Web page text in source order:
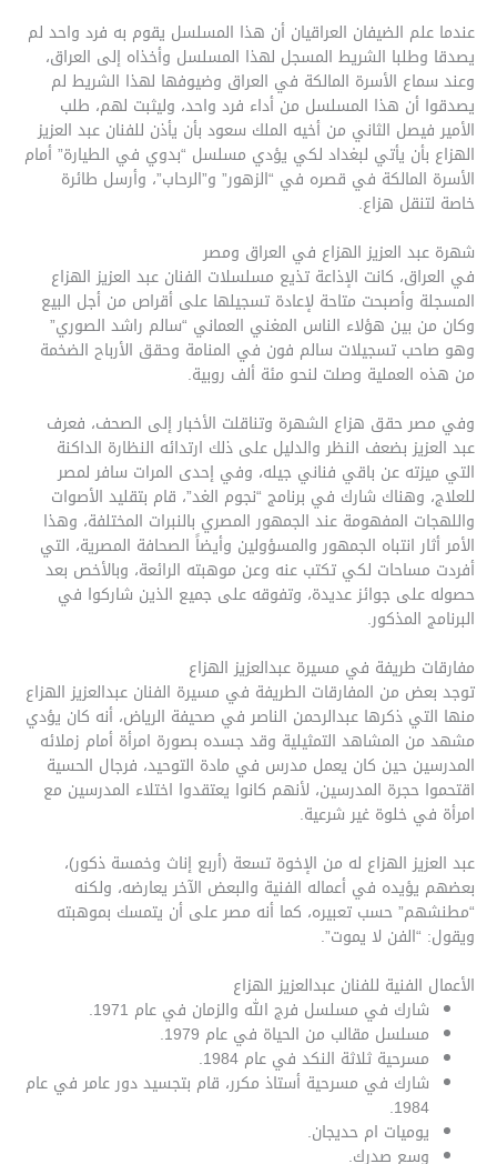
عندما علم الضيفان العراقيان أن هذا المسلسل يقوم به فرد واحد لم
يصدقا وطلبا الشريط المسجل لهذا المسلسل وأخذاه إلى العراق،
وعند سماع الأسرة المالكة في العراق وضيوفها لهذا الشريط لم
يصدقوا أن هذا المسلسل من أداء فرد واحد، وليثبت لهم، طلب
الأمير فيصل الثاني من أخيه الملك سعود بأن يأذن للفنان عبد العزيز
الهزاع بأن يأتي لبغداد لكي يؤدي مسلسل “بدوي في الطيارة” أمام
الأسرة المالكة في قصره في “الزهور” و”الرحاب”، وأرسل طائرة
خاصة لتنقل هزاع.
شهرة عبد العزيز الهزاع في العراق ومصر
في العراق، كانت الإذاعة تذيع مسلسلات الفنان عبد العزيز الهزاع
المسجلة وأصبحت متاحة لإعادة تسجيلها على أقراص من أجل البيع
وكان من بين هؤلاء الناس المغني العماني “سالم راشد الصوري”
وهو صاحب تسجيلات سالم فون في المنامة وحقق الأرباح الضخمة
من هذه العملية وصلت لنحو مئة ألف روبية.
وفي مصر حقق هزاع الشهرة وتناقلت الأخبار إلى الصحف، فعرف
عبد العزيز بضعف النظر والدليل على ذلك ارتدائه النظارة الداكنة
التي ميزته عن باقي فناني جيله، وفي إحدى المرات سافر لمصر
للعلاج، وهناك شارك في برنامج “نجوم الغد”، قام بتقليد الأصوات
واللهجات المفهومة عند الجمهور المصري بالنبرات المختلفة، وهذا
الأمر أثار انتباه الجمهور والمسؤولين وأيضاً الصحافة المصرية، التي
أفردت مساحات لكي تكتب عنه وعن موهبته الرائعة، وبالأخص بعد
حصوله على جوائز عديدة، وتفوقه على جميع الذين شاركوا في
البرنامج المذكور.
مفارقات طريفة في مسيرة عبدالعزيز الهزاع
توجد بعض من المفارقات الطريفة في مسيرة الفنان عبدالعزيز الهزاع
منها التي ذكرها عبدالرحمن الناصر في صحيفة الرياض، أنه كان يؤدي
مشهد من المشاهد التمثيلية وقد جسده بصورة امرأة أمام زملائه
المدرسين حين كان يعمل مدرس في مادة التوحيد، فرجال الحسية
اقتحموا حجرة المدرسين، لأنهم كانوا يعتقدوا اختلاء المدرسين مع
امرأة في خلوة غير شرعية.
عبد العزيز الهزاع له من الإخوة تسعة (أربع إناث وخمسة ذكور)،
بعضهم يؤيده في أعماله الفنية والبعض الآخر يعارضه، ولكنه
“مطنشهم” حسب تعبيره، كما أنه مصر على أن يتمسك بموهبته
ويقول: “الفن لا يموت”.
الأعمال الفنية للفنان عبدالعزيز الهزاع
شارك في مسلسل فرج الله والزمان في عام 1971.
مسلسل مقالب من الحياة في عام 1979.
مسرحية ثلاثة النكد في عام 1984.
شارك في مسرحية أستاذ مكرر، قام بتجسيد دور عامر في عام
1984.
يوميات ام حديجان.
وسع صدرك.